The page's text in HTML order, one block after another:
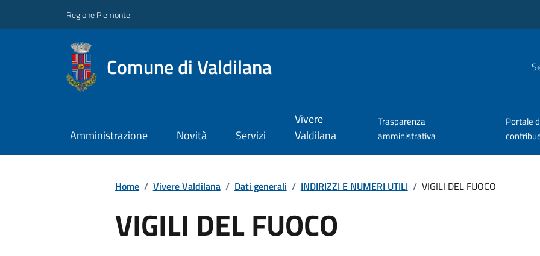
Regione Piemonte
Comune di Valdilana
Amministrazione Novità Servizi
Vivere
Valdilana
Trasparenza
amministrativa
Portale
Home / Vivere Valdilana / Dati generali / INDIRIZZI E NUMERI UTILI / VIGILI DEL FUOCO
VIGILI DEL FUOCO